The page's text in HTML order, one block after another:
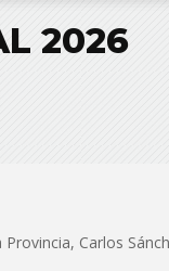
2026
Carlos